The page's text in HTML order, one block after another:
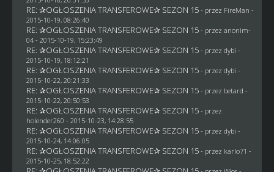
RE: ✰OGŁOSZENIA TRANSFEROWE✰ SEZON 15 - przez FireMan -
2015-10-19, 08:26:40
RE: ✰OGŁOSZENIA TRANSFEROWE✰ SEZON 15 - przez anonim-
04- 2015-10-19, 15:23:49
RE: ✰OGŁOSZENIA TRANSFEROWE✰ SEZON 15 - przez dybi -
2015-10-19, 18:12:21
RE: ✰OGŁOSZENIA TRANSFEROWE✰ SEZON 15 - przez dybi -
2015-10-22, 20:21:33
RE: ✰OGŁOSZENIA TRANSFEROWE✰ SEZON 15 - przez betard -
2015-10-22, 20:50:53
RE: ✰OGŁOSZENIA TRANSFEROWE✰ SEZON 15 - przez
holender260 - 2015-10-23, 14:28:55
RE: ✰OGŁOSZENIA TRANSFEROWE✰ SEZON 15 - przez dybi -
2015-10-24, 14:06:05
RE: ✰OGŁOSZENIA TRANSFEROWE✰ SEZON 15 - przez karlo71 -
2015-10-25, 18:52:22